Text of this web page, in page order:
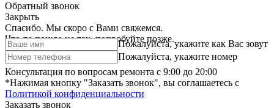
Обратный звонок
Закрыть
Спасибо. Мы скоро с Вами свяжемся.
Что-то пошло не так, попробуйте позже.Пожалуйста, укажите как Вас зовут
Пожалуйста, укажите номер
Консультация по вопросам ремонта с 9:00 до 20:00
*Нажимая кнопку "Заказать звонок", вы соглашаетесь с
Политикой конфиденциальности
Заказать звонок